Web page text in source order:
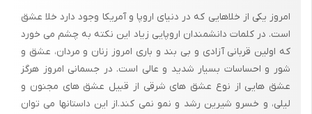
امروز یکی از خلاهایی که در دنیای اروپا و آمریکا وجود دارد خلا عشق
است. در کلمات دانشمندان اروپایی زیاد این نکته به چشم می خورد
که اولین قربانی آزادی و بی بند و باری امروز زنان و مردان، عشق و
شور و احساسات بسیار شدید و عالی است. در جسمانی امروز هرگز
عشق هایی از نوع عشق های شرقی از قبیل عشق های مجنون و
لیلی، و خسرو شیرین رشد و نمو نمی کند.از این داستانها می توان